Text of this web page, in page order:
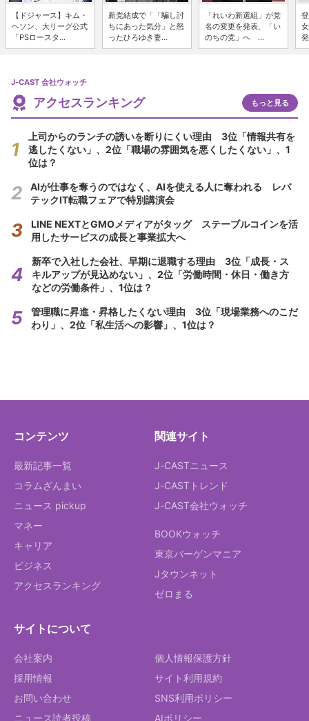
【ドジャース】キム・
ヘソン、大リーグ公式
「PSロースタ...
新党結成で「「騙し討
ちにあった気分」と怒
ったひろゆき妻...
「れいわ新選組」が党
名の変更を発表、「い
のちの党」へ ...
J-CAST 会社ウォッチ
アクセスランキング もっと見る
上司からのランチの誘いを断りにくい理由 3位「情報共有を
逃したくない」、2位「職場の雰囲気を悪くしたくない」、1
位は？
AIが仕事を奪うのではなく、AIを使える人に奪われる レバ
テックIT転職フェアで特別講演会
LINE NEXTとGMOメディアがタッグ ステーブルコインを活
用したサービスの成長と事業拡大へ
新卒で入社した会社、早期に退職する理由 3位「成長・ス
キルアップが見込めない」、2位「労働時間・休日・働き方
などの労働条件」、1位は？
管理職に昇進・昇格したくない理由 3位「現場業務へのこだ
わり」、2位「私生活への影響」、1位は？
コンテンツ
最新記事一覧
コラムざんまい
ニュース pickup
マネー
キャリア
ビジネス
アクセスランキング
関連サイト
J-CASTニュース
J-CASTトレンド
J-CAST会社ウォッチ
BOOKウォッチ
東京バーゲンマニア
Jタウンネット
ゼロまる
サイトについて
会社案内
採用情報
お問い合わせ
ニュース読者投稿
個人情報保護方針
サイト利用規約
SNS利用ポリシー
AIポリシー